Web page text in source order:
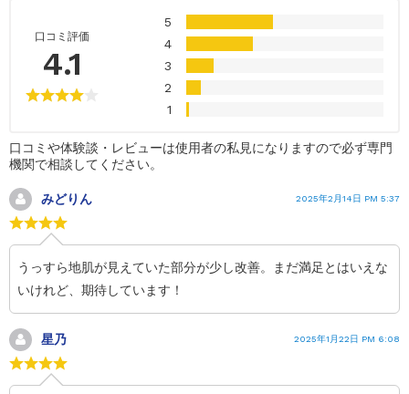
口コミ評価
4.1
5
4
3
2
1
口コミや体験談・レビューは使用者の私見になりますので必ず専門
機関で相談してください。
みどりん 2025年2月14日 PM 5:37
うっすら地肌が見えていた部分が少し改善。まだ満足とはいえな
いけれど、期待しています！
星乃 2025年1月22日 PM 6:08